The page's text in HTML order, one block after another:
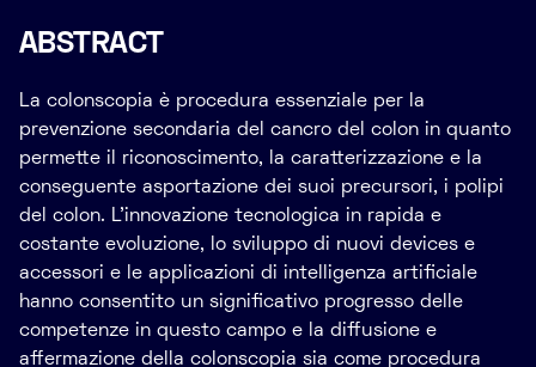
ABSTRACT
La colonscopia è procedura essenziale per la
prevenzione secondaria del cancro del colon in quanto
permette il riconoscimento, la caratterizzazione e la
conseguente asportazione dei suoi precursori, i polipi
del colon. L’innovazione tecnologica in rapida e
costante evoluzione, lo sviluppo di nuovi devices e
accessori e le applicazioni di intelligenza artificiale
hanno consentito un significativo progresso delle
competenze in questo campo e la diffusione e
affermazione della colonscopia sia come procedura